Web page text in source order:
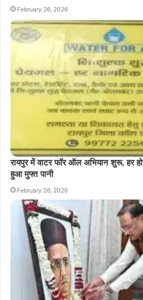
February 26, 2026
रायपुर में वाटर फॉर ऑल अभियान शुरू, हर
हुआ मुफ्त पानी
February 26, 2026